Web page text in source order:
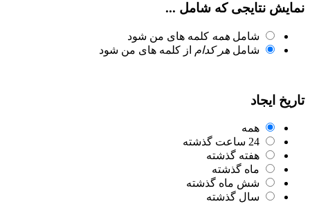
نمایش نتایجی که شامل ...
شامل همه کلمه های من شود
شامل هر کدام از کلمه های من شود
تاریخ ایجاد
همه
24 ساعت گذشته
هفته گذشته
ماه گذشته
شش ماه گذشته
سال گذشته